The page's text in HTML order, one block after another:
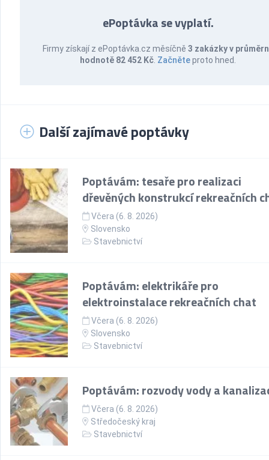
ePoptávka se vyplatí.
Firmy získají z ePoptávka.cz měsíčně 3 zakázky v
hodnotě 82 452 Kč Začněteproto hned.
Další zajímavé poptávky
Poptávám: tesaře pro realizaci
dřevěných konstrukcí rekreačních
Včera (6. 8. 2026)
Slovensko
Stavebnictví
Poptávám: elektrikáře pro
elektroinstalace rekreačních chat
Včera (6. 8. 2026)
Slovensko
Stavebnictví
Poptávám: rozvody vody a
Včera (6. 8. 2026)
Středočeský kraj
Stavebnictví